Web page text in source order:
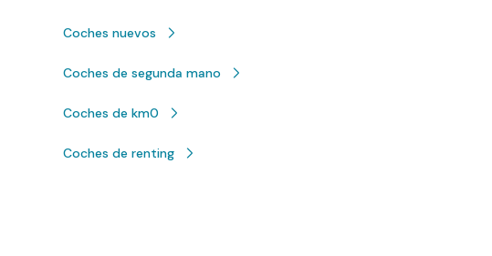
Coches nuevos
Coches de segunda mano
Coches de km0
Coches de renting